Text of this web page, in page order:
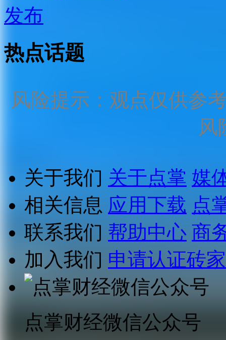
发布
热点话题
风险提示：观点仅供参
风
关于我们 关于点掌 媒
相关信息 应用下载 点
联系我们 帮助中心 商
加入我们 申请认证砖家
点掌财经微信公众号